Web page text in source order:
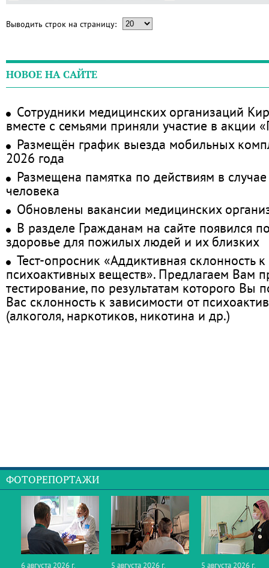
Выводить строк на страницу:
НОВОЕ НА САЙТЕ
Сотрудники медицинских организаций
вместе с семьями приняли участие в акции
Размещён график выезда мобильных
2026 года
Размещена памятка по действиям в
человека
Обновлены вакансии медицинских
В разделе Гражданам на сайте появился
здоровье для пожилых людей и их близких
Тест-опросник «Аддиктивная склонность
психоактивных веществ». Предлагаем Вам
тестирование, по результатам которого Вы
Вас склонность к зависимости от
(алкоголя, наркотиков, никотина и др.)
ФОТОРЕПОРТАЖИ
6 августа 2026 г. 5 августа 2026 г. 5 августа 2026 г.